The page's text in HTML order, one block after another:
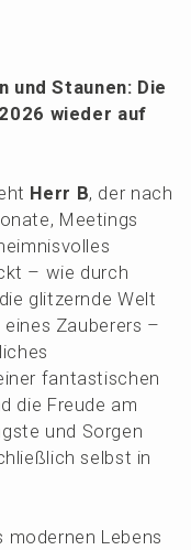
und Staunen: Die
wieder auf
Herr B, der nach
Meetings
– wie durch
glitzern­de Welt
Zaube­rers –
fantas­ti­schen
die Freude am
und Sorgen
selbst in
moder­nen Lebens